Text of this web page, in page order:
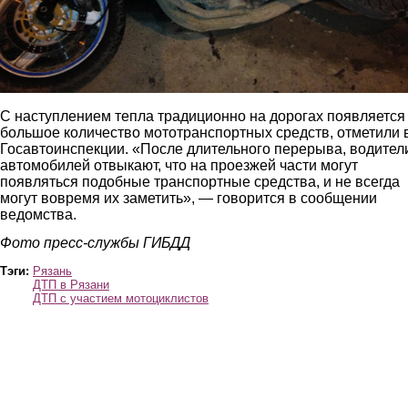
С наступлением тепла традиционно на дорогах появляется
большое количество мототранспортных средств, отметили
Госавтоинспекции. «После длительного перерыва,
автомобилей отвыкают, что на проезжей части могут
появляться подобные транспортные средства, и не всегда
могут вовремя их заметить», — говорится в сообщении
ведомства.
Фото пресс-службы ГИБДД
Тэги: Рязань
ДТП в Рязани
ДТП с участием мотоциклистов